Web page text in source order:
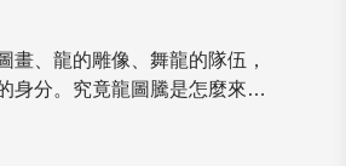
畫、龍的雕像、舞龍的隊伍，
身分。究竟龍圖騰是怎麼來